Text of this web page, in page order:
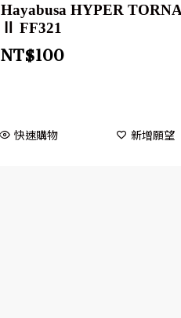
Hayabusa HYPER
Ⅱ FF321
NT$100
快速購物 新增願望